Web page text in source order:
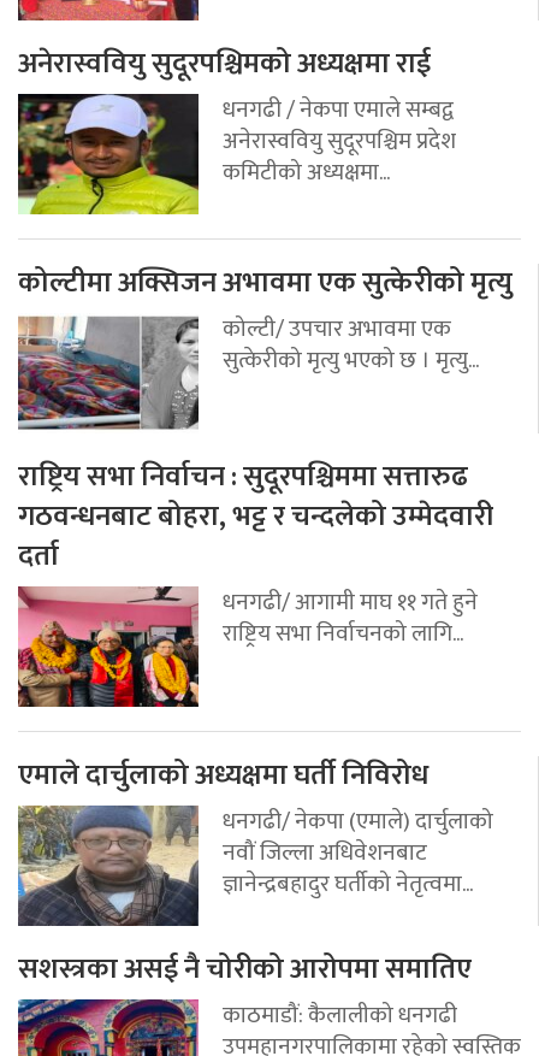
अनेरास्ववियु सुदूरपश्चिमको अध्यक्षमा राई
धनगढी / नेकपा एमाले सम्बद्व
अनेरास्ववियु सुदूरपश्चिम प्रदेश
कमिटीको अध्यक्षमा...
कोल्टीमा अक्सिजन अभावमा एक सुत्केरीको मृत्यु
कोल्टी/ उपचार अभावमा एक
सुत्केरीको मृत्यु भएको छ । मृत्यु...
राष्ट्रिय सभा निर्वाचन : सुदूरपश्चिममा सत्तारुढ
गठवन्धनबाट बोहरा, भट्ट र चन्दलेको उम्मेदवारी
दर्ता
धनगढी/ आगामी माघ ११ गते हुने
राष्ट्रिय सभा निर्वाचनको लागि...
एमाले दार्चुलाको अध्यक्षमा घर्ती निविरोध
धनगढी/ नेकपा (एमाले) दार्चुलाको
नवौं जिल्ला अधिवेशनबाट
ज्ञानेन्द्रबहादुर घर्तीको नेतृत्वमा...
सशस्त्रका असई नै चोरीको आरोपमा समातिए
काठमाडौं: कैलालीको धनगढी
उपमहानगरपालिकामा रहेको स्वस्तिक